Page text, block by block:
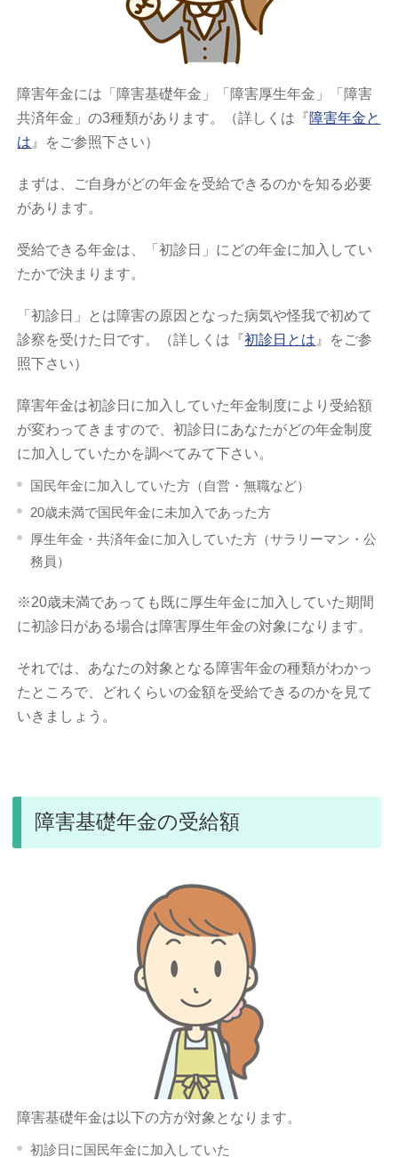
障害年金には「障害基礎年金」「障害厚生年金」「障害
共済年金」の3種類があります。（詳しくは『障害年金と
は 』をご参照下さい）
まずは、ご自身がどの年金を受給できるのかを知る必要
があります。
受給できる年金は、「初診日」にどの年金に加入してい
たかで決まります。
「初診日」とは障害の原因となった病気や怪我で初めて
診察を受けた日です。（詳しくは『初診日とは 』をご参
照下さい）
障害年金は初診日に加入していた年金制度により受給額
が変わってきますので、初診日にあなたがどの年金制度
に加入していたかを調べてみて下さい。
国民年金に加入していた方（自営・無職など）
20歳未満で国民年金に未加入であった方
厚生年金・共済年金に加入していた方（サラリーマン・公
務員）
※20歳未満であっても既に厚生年金に加入していた期間
に初診日がある場合は障害厚生年金の対象になります。
それでは、あなたの対象となる障害年金の種類がわかっ
たところで、どれくらいの金額を受給できるのかを見て
いきましょう。
障害基礎年金の受給額
障害基礎年金は以下の方が対象となります。
初診日に国民年金に加入していた